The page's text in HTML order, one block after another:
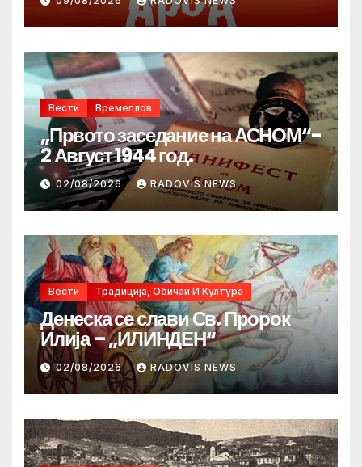
Денот на македонските рудари
Вести Времеплов
„Првото заседание на АСНОМ“-
2 Август 1944 год.
02/08/2026 RADOVIS NEWS
Вести Традиција, Обичаи И Култура
Денеска се слави Св. Пророк
Илија – „ИЛИНДЕН“
02/08/2026 RADOVIS NEWS